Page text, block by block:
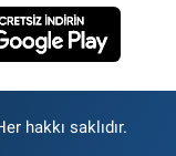
hakkı saklıdır.